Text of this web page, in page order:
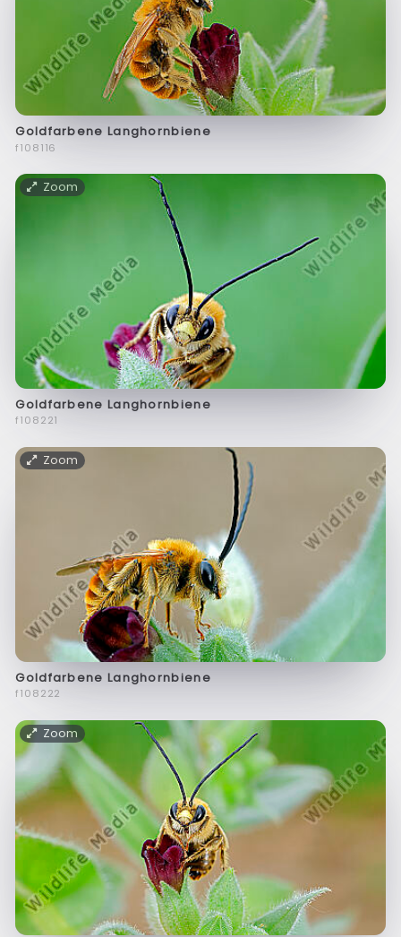
Goldfarbene Langhornbiene
f108116
Zoom
Goldfarbene Langhornbiene
f108221
Zoom
Goldfarbene Langhornbiene
f108222
Zoom